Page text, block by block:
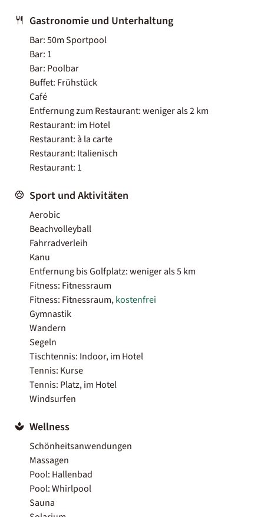
Gastronomie und Unterhaltung
Bar: 50m Sportpool
Bar: 1
Bar: Poolbar
Buffet: Frühstück
Café
Entfernung zum Restaurant: weniger als 2 km
Restaurant: im Hotel
Restaurant: à la carte
Restaurant: Italienisch
Restaurant: 1
Sport und Aktivitäten
Aerobic
Beachvolleyball
Fahrradverleih
Kanu
Entfernung bis Golfplatz: weniger als 5 km
Fitness: Fitnessraum
Fitness: Fitnessraum,kostenfrei
Gymnastik
Wandern
Segeln
Tischtennis: Indoor, im Hotel
Tennis: Kurse
Tennis: Platz, im Hotel
Windsurfen
Wellness
Schönheitsanwendungen
Massagen
Pool: Hallenbad
Pool: Whirlpool
Sauna